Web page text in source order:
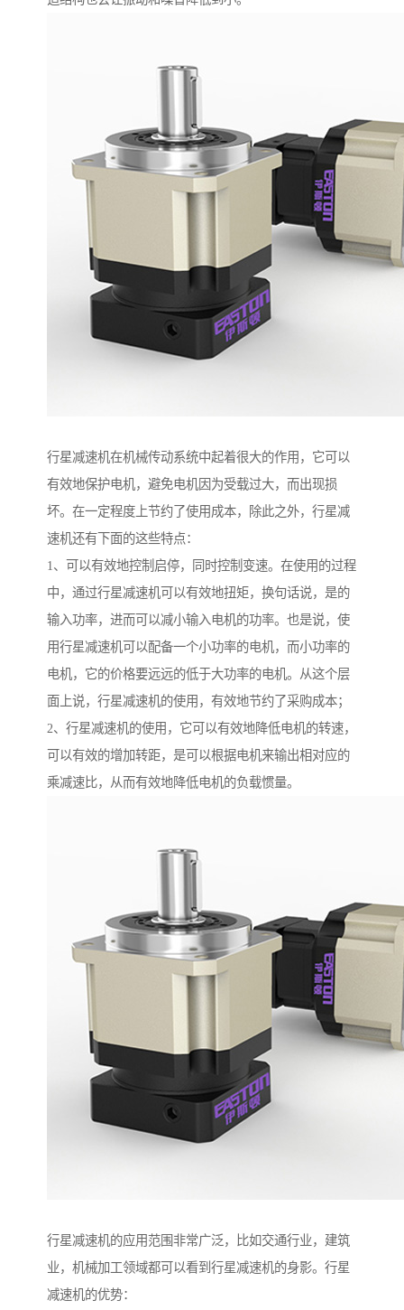
行星减速机在机械传动系统中起着很大的作用，它可以
有效地保护电机，避免电机因为受载过大，而出现损
坏。在一定程度上节约了使用成本，除此之外，行星减
速机还有下面的这些特点：
1、可以有效地控制启停，同时控制变速。在使用的过程
中，通过行星减速机可以有效地扭矩，换句话说，是的
输入功率，进而可以减小输入电机的功率。也是说，使
用行星减速机可以配备一个小功率的电机，而小功率的
电机，它的价格要远远的低于大功率的电机。从这个层
面上说，行星减速机的使用，有效地节约了采购成本；
2、行星减速机的使用，它可以有效地降低电机的转速，
可以有效的增加转距，是可以根据电机来输出相对应的
乘减速比，从而有效地降低电机的负载惯量。
行星减速机的应用范围非常广泛，比如交通行业，建筑
业，机械加工领域都可以看到行星减速机的身影。行星
减速机的优势：